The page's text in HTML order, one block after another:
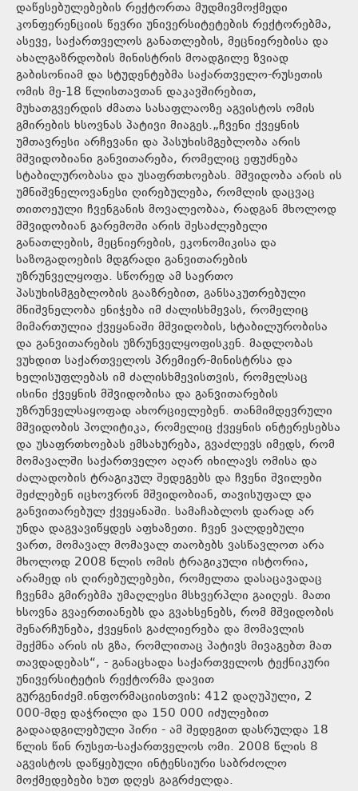
დაწესებულებების რექტორთა მუდმივმოქმედი
კონფერენციის წევრი უნივერსიტეტების რექტორებმა,
ასევე, საქართველოს განათლების, მეცნიერებისა და
ახალგაზრდობის მინისტრის მოადგილე ზვიად
გაბისონიამ და სტუდენტებმა საქართველო-რუსეთის
ომის მე-18 წლისთავთან დაკავშირებით,
მუხათგვერდის ძმათა სასაფლაოზე აგვისტოს ომის
გმირების ხსოვნას პატივი მიაგეს.„ჩვენი ქვეყნის
უმთავრესი არჩევანი და პასუხისმგებლობა არის
მშვიდობიანი განვითარება, რომელიც ეფუძნება
სტაბილურობასა და უსაფრთხოებას. მშვიდობა არის ის
უმნიშვნელოვანესი ღირებულება, რომლის დაცვაც
თითოეული ჩვენგანის მოვალეობაა, რადგან მხოლოდ
მშვიდობიან გარემოში არის შესაძლებელი
განათლების, მეცნიერების, ეკონომიკისა და
საზოგადოების მდგრადი განვითარების
უზრუნველყოფა. სწორედ ამ საერთო
პასუხისმგებლობის გააზრებით, განსაკუთრებული
მნიშვნელობა ენიჭება იმ ძალისხმევას, რომელიც
მიმართულია ქვეყანაში მშვიდობის, სტაბილურობისა
და განვითარების უზრუნველყოფისკენ. მადლობას
ვუხდით საქართველოს პრემიერ-მინისტრსა და
ხელისუფლებას იმ ძალისხმევისთვის, რომელსაც
ისინი ქვეყნის მშვიდობისა და განვითარების
უზრუნველსაყოფად ახორციელებენ. თანმიმდევრული
მშვიდობის პოლიტიკა, რომელიც ქვეყნის ინტერესებსა
და უსაფრთხოებას ემსახურება, გვაძლევს იმედს, რომ
მომავალში საქართველო აღარ იხილავს ომისა და
ძალადობის ტრაგიკულ შედეგებს და ჩვენი შვილები
შეძლებენ იცხოვრონ მშვიდობიან, თავისუფალ და
განვითარებულ ქვეყანაში. სამაჩაბლოს დარად არ
უნდა დაგვავიწყდეს აფხაზეთი. ჩვენ ვალდებული
ვართ, მომავალ მომავალ თაობებს ვასწავლოთ არა
მხოლოდ 2008 წლის ომის ტრაგიკული ისტორია,
არამედ ის ღირებულებები, რომელთა დასაცავადაც
ჩვენმა გმირებმა უმაღლესი მსხვერპლი გაიღეს. მათი
ხსოვნა გვაერთიანებს და გვახსენებს, რომ მშვიდობის
შენარჩუნება, ქვეყნის გაძლიერება და მომავლის
შექმნა არის ის გზა, რომლითაც პატივს მივაგებთ მათ
თავდადებას“, - განაცხადა საქართველოს ტექნიკური
უნივერსიტეტის რექტორმა დავით
გურგენიძემ.ინფორმაციისთვის: 412 დაღუპული, 2
000-მდე დაჭრილი და 150 000 იძულებით
გადაადგილებული პირი - ამ შედეგით დასრულდა 18
წლის წინ რუსეთ-საქართველოს ომი. 2008 წლის 8
აგვისტოს დაწყებული ინტენსიური საბრძოლო
მოქმედებები ხუთ დღეს გაგრძელდა.